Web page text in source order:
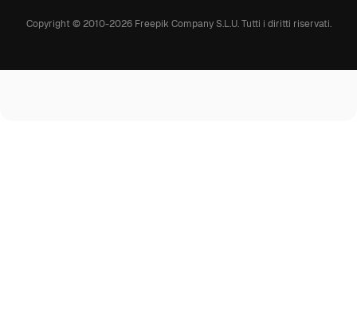
Copyright © 2010-2026Freepik Company S.L.U. Tutti i diritti riservati.